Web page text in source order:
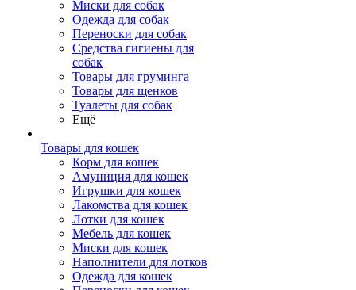
Миски для собак
Одежда для собак
Переноски для собак
Средства гигиены для
собак
Товары для груминга
Товары для щенков
Туалеты для собак
Ещё
Товары для кошек
Корм для кошек
Амуниция для кошек
Игрушки для кошек
Лакомства для кошек
Лотки для кошек
Мебель для кошек
Миски для кошек
Наполнители для лотков
Одежда для кошек